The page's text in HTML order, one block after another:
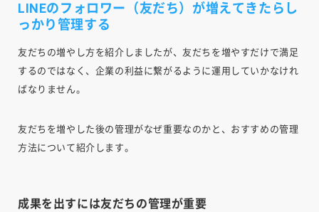
LINEのフォロワー（友だち）が増えてきたらし
っかり管理する
友だちの増やし方を紹介しましたが、友だちを増やすだけで満足
するのではなく、企業の利益に繋がるように運用していかなけれ
ばなりません。
友だちを増やした後の管理がなぜ重要なのかと、おすすめの管理
方法について紹介します。
成果を出すには友だちの管理が重要